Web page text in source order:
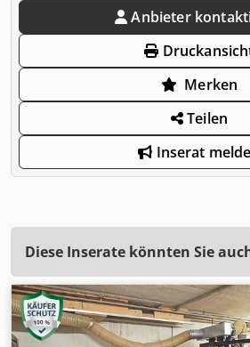
Anbieter
Merken
Teilen
Inserat
Diese Inserate könnten Sie